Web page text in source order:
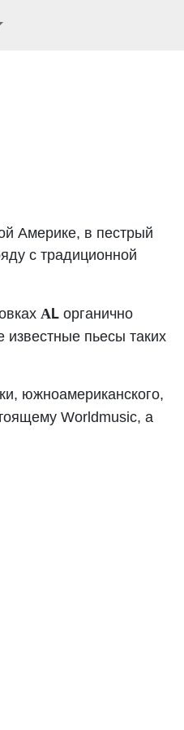
Америке, в пестрый
с традиционной
АL органично
известные пьесы таких
южноамериканского,
Worldmusic, а